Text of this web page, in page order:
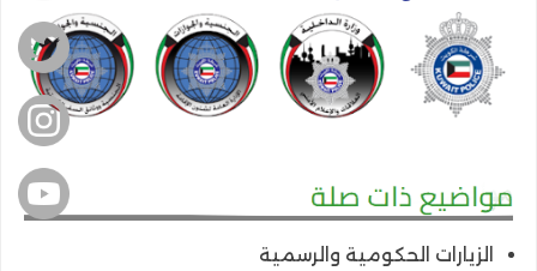
الزيارات الحكومية والرسمية